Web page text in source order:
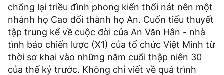
chống lại triều đình phong kiến thối nát nên một
nhánh họ Cao đổi thành họ An. Cuốn tiểu thuyết
tập trung kể về cuộc đời của An Văn Hân - nhà
tình báo chiến lược (X1) của tổ chức Việt Minh từ
thời sơ khai vào những năm cuối thập niên 30
của thế kỷ trước. Không chỉ viết về quá trình